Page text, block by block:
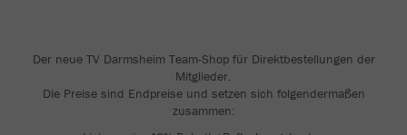
Der neue TV Darmsheim Team-Shop für Direktbestellungen der
Mitglieder.
Die Preise sind Endpreise und setzen sich folgendermaßen
zusammen: